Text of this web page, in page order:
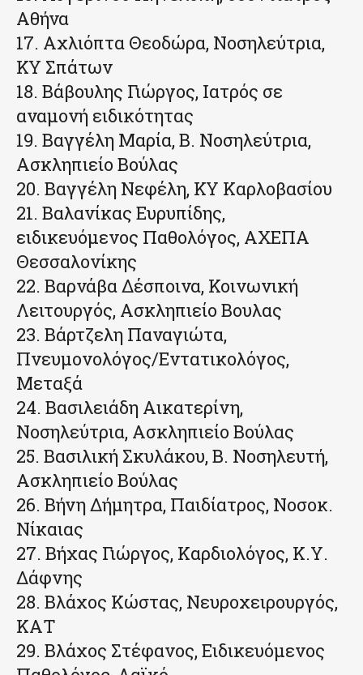
Αθήνα
17. Αχλιόπτα Θεοδώρα, Νοσηλεύτρια,
ΚΥ Σπάτων
18. Βάβουλης Γιώργος, Ιατρός σε
αναμονή ειδικότητας
19. Βαγγέλη Μαρία, Β. Νοσηλεύτρια,
Ασκληπιείο Βούλας
20. Βαγγέλη Νεφέλη, ΚΥ Καρλοβασίου
21. Βαλανίκας Ευρυπίδης,
ειδικευόμενος Παθολόγος, ΑΧΕΠΑ
Θεσσαλονίκης
22. Βαρνάβα Δέσποινα, Κοινωνική
Λειτουργός, Ασκληπιείο Βουλας
23. Βάρτζελη Παναγιώτα,
Πνευμονολόγος/Εντατικολόγος,
Μεταξά
24. Βασιλειάδη Αικατερίνη,
Νοσηλεύτρια, Ασκληπιείο Βούλας
25. Βασιλική Σκυλάκου, Β. Νοσηλευτή,
Ασκληπιείο Βούλας
26. Βήνη Δήμητρα, Παιδίατρος, Νοσοκ.
Νίκαιας
27. Βήχας Γιώργος, Καρδιολόγος, Κ.Υ.
Δάφνης
28. Βλάχος Κώστας, Νευροχειρουργός,
ΚΑΤ
29. Βλάχος Στέφανος, Ειδικευόμενος